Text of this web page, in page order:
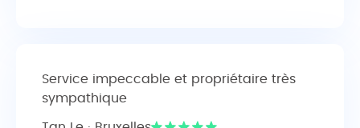
Service impeccable et propriétaire très
sympathique